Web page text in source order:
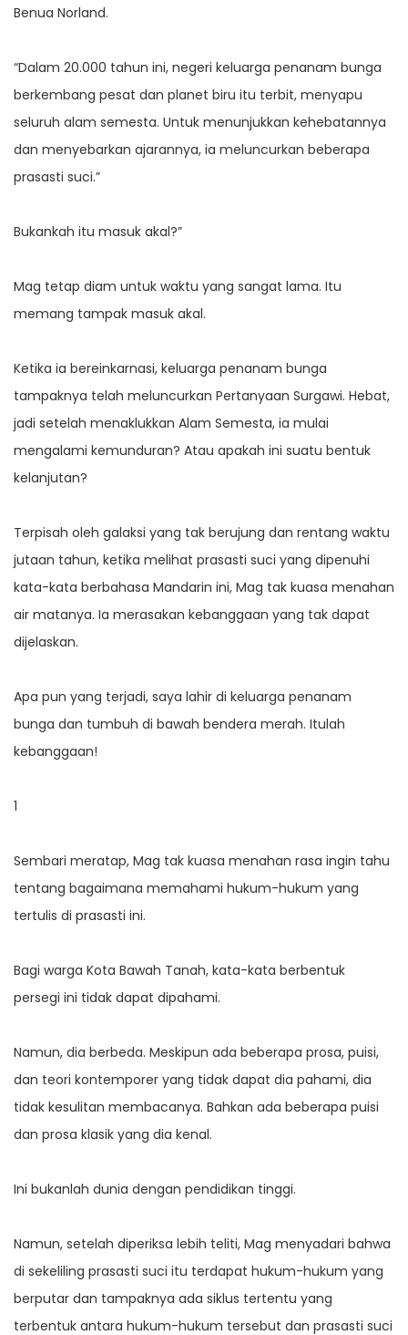
Benua Norland.
“Dalam 20.000 tahun ini, negeri keluarga penanam bunga
berkembang pesat dan planet biru itu terbit, menyapu
seluruh alam semesta. Untuk menunjukkan kehebatannya
dan menyebarkan ajarannya, ia meluncurkan beberapa
prasasti suci.”
Bukankah itu masuk akal?”
Mag tetap diam untuk waktu yang sangat lama. Itu
memang tampak masuk akal.
Ketika ia bereinkarnasi, keluarga penanam bunga
tampaknya telah meluncurkan Pertanyaan Surgawi. Hebat,
jadi setelah menaklukkan Alam Semesta, ia mulai
mengalami kemunduran? Atau apakah ini suatu bentuk
kelanjutan?
Terpisah oleh galaksi yang tak berujung dan rentang waktu
jutaan tahun, ketika melihat prasasti suci yang dipenuhi
kata-kata berbahasa Mandarin ini, Mag tak kuasa menahan
air matanya. Ia merasakan kebanggaan yang tak dapat
dijelaskan.
Apa pun yang terjadi, saya lahir di keluarga penanam
bunga dan tumbuh di bawah bendera merah. Itulah
kebanggaan!
1
Sembari meratap, Mag tak kuasa menahan rasa ingin tahu
tentang bagaimana memahami hukum-hukum yang
tertulis di prasasti ini.
Bagi warga Kota Bawah Tanah, kata-kata berbentuk
persegi ini tidak dapat dipahami.
Namun, dia berbeda. Meskipun ada beberapa prosa, puisi,
dan teori kontemporer yang tidak dapat dia pahami, dia
tidak kesulitan membacanya. Bahkan ada beberapa puisi
dan prosa klasik yang dia kenal.
Ini bukanlah dunia dengan pendidikan tinggi.
Namun, setelah diperiksa lebih teliti, Mag menyadari bahwa
di sekeliling prasasti suci itu terdapat hukum-hukum yang
berputar dan tampaknya ada siklus tertentu yang
terbentuk antara hukum-hukum tersebut dan prasasti suci